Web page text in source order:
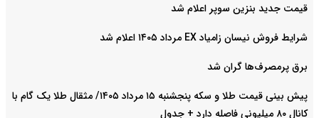
قیمت جدید بنزین سوپر اعلام شد
شرایط فروش نیسان زامیاد EX مرداد ۱۴۰۵ اعلام شد
برق پرمصرف‌ها گران شد
پیش‌ بینی قیمت طلا و سکه پنجشنبه ۱۵ مرداد ۱۴۰۵/ مثقال طلا یک گام با
کانال ۸۰ میلیونی فاصله دارد + جدول